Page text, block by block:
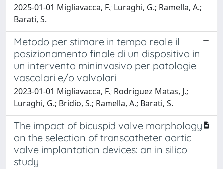
2025-01-01 Migliavacca, F.; Luraghi, G.; Ramella, A.;
Barati, S.
Metodo per stimare in tempo reale il
posizionamento finale di un dispositivo in
un intervento mininvasivo per patologie
vascolari e/o valvolari
2023-01-01 Migliavacca, F.; Rodriguez Matas, J.;
Luraghi, G.; Bridio, S.; Ramella, A.; Barati, S.
The impact of bicuspid valve morphology
on the selection of transcatheter aortic
valve implantation devices: an in silico
study